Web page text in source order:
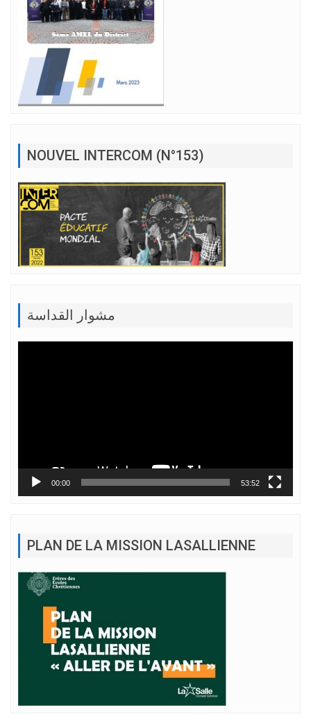
NOUVEL INTERCOM (N°153)
مشوار القداسة
00:00 53:52
PLAN DE LA MISSION LASALLIENNE